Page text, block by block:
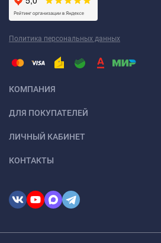
Политика персональных данных
КОМПАНИЯ
ДЛЯ ПОКУПАТЕЛЕЙ
ЛИЧНЫЙ КАБИНЕТ
КОНТАКТЫ